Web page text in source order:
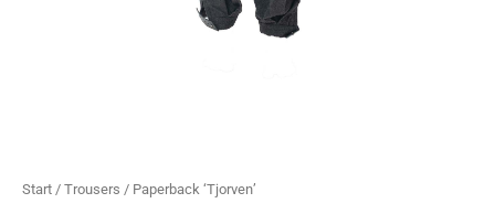
Start / Trousers / Paperback ‘Tjorven’